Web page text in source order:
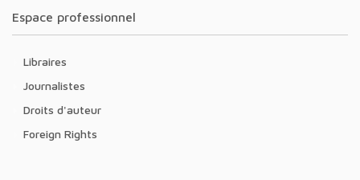
Espace professionnel
Libraires
Journalistes
Droits d'auteur
Foreign Rights